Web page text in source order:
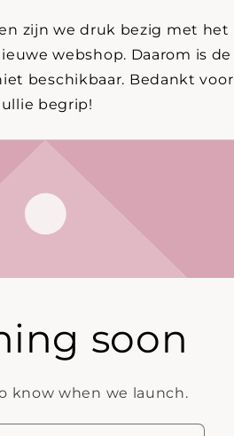
zijn we druk bezig met het
webshop. Daarom is de
beschikbaar. Bedankt voor
begrip!
soon
know when we launch.